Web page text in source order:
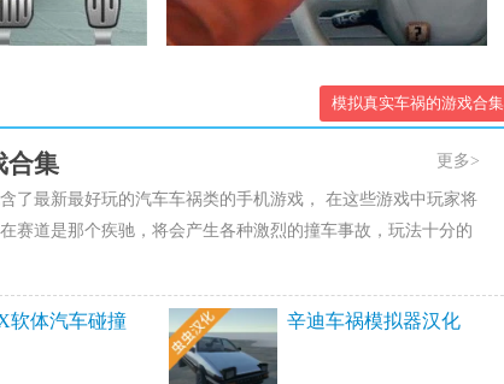
模拟真实车祸的游戏合集
合集 更多>
了最新最好玩的汽车车祸类的手机游戏， 在这些游戏中玩家将
赛道是那个疾驰，将会产生各种激烈的撞车事故，玩法十分的
软体汽车碰撞
辛迪车祸模拟器汉化